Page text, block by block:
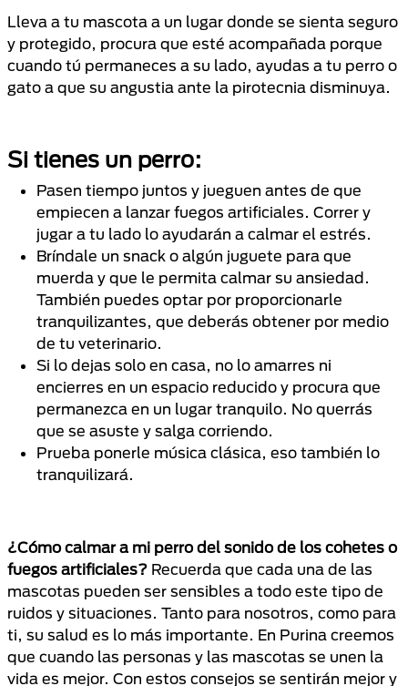
Lleva a tu mascota a un lugar donde se sienta seguro
y protegido, procura que esté acompañada porque
cuando tú permaneces a su lado, ayudas a tu perro o
gato a que su angustia ante la pirotecnia disminuya.
Si tienes un perro:
Pasen tiempo juntos y jueguen antes de que
empiecen a lanzar fuegos artificiales. Correr y
jugar a tu lado lo ayudarán a calmar el estrés.
Bríndale un snack o algún juguete para que
muerda y que le permita calmar su ansiedad.
También puedes optar por proporcionarle
tranquilizantes, que deberás obtener por medio
de tu veterinario.
Si lo dejas solo en casa, no lo amarres ni
encierres en un espacio reducido y procura que
permanezca en un lugar tranquilo. No querrás
que se asuste y salga corriendo.
Prueba ponerle música clásica, eso también lo
tranquilizará.
¿Cómo calmar a mi perro del sonido de los cohetes o
fuegos artificiales? Recuerda que cada una de las
mascotas pueden ser sensibles a todo este tipo de
ruidos y situaciones. Tanto para nosotros, como para
ti, su salud es lo más importante. En Purina creemos
que cuando las personas y las mascotas se unen la
vida es mejor. Con estos consejos se sentirán mejor y